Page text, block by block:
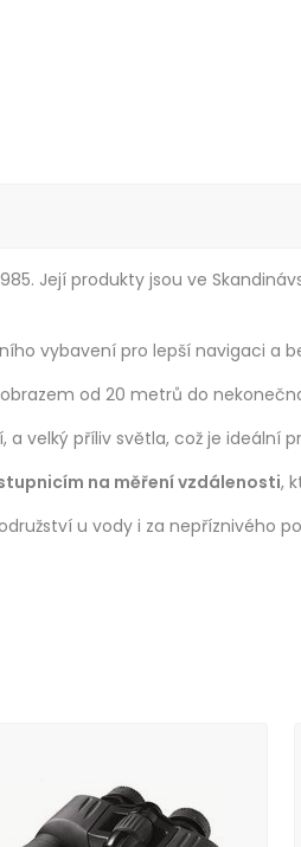
Její produkty jsou ve
vybavení pro lepší navigaci a
od 20 metrů do
velký příliv světla, což je ideální
na měření vzdálenosti,
u vody i za nepříznivého